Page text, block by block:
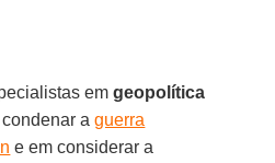
emgeopolítica
condenar aguerra
e em considerar a